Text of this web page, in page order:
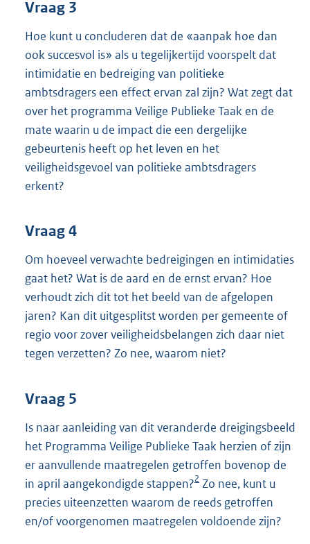
Vraag 3
Hoe kunt u concluderen dat de «aanpak hoe dan
ook succesvol is» als u tegelijkertijd voorspelt dat
intimidatie en bedreiging van politieke
ambtsdragers een effect ervan zal zijn? Wat zegt dat
over het programma Veilige Publieke Taak en de
mate waarin u de impact die een dergelijke
gebeurtenis heeft op het leven en het
veiligheidsgevoel van politieke ambtsdragers
erkent?
Vraag 4
Om hoeveel verwachte bedreigingen en intimidaties
gaat het? Wat is de aard en de ernst ervan? Hoe
verhoudt zich dit tot het beeld van de afgelopen
jaren? Kan dit uitgesplitst worden per gemeente of
regio voor zover veiligheidsbelangen zich daar niet
tegen verzetten? Zo nee, waarom niet?
Vraag 5
Is naar aanleiding van dit veranderde dreigingsbeeld
het Programma Veilige Publieke Taak herzien of zijn
er aanvullende maatregelen getroffen bovenop de
in april aangekondigde stappen?2 Zo nee, kunt u
precies uiteenzetten waarom de reeds getroffen
en/of voorgenomen maatregelen voldoende zijn?